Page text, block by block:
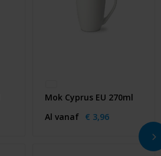
Mok Cyprus EU 270ml
Al vanaf € 3,96